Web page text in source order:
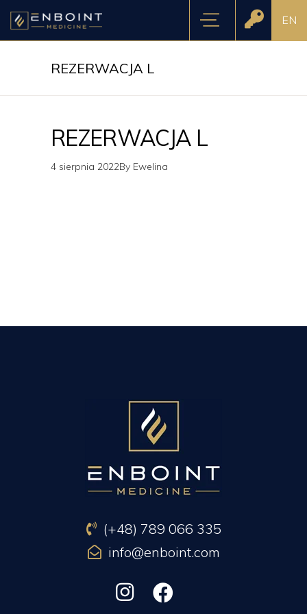
EN
REZERWACJA L
REZERWACJA L
4 sierpnia 2022By Ewelina
(+48) 789 066 335
info@enboint.com